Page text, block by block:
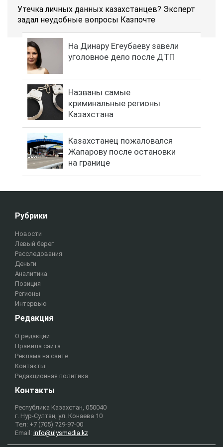
Утечка личных данных казахстанцев? Эксперт
задал неудобные вопросы Казпочте
На Динару Егеубаеву завели
уголовное дело после ДТП
Названы самые
криминальные регионы
Казахстана
Казахстанец пожаловался
Жапарову после остановки
на границе
Рубрики
Новости
Левый берег
Расследования
Деньги
Аналитика
Позиция
Регионы
Интервью
Редакция
О редакции
Правила сайта
Реклама на сайте
Контакты
Редакционная политика
Контакты
Республика Казахстан, 050040
г. Нур-Султан, ул. Конаева 10
Тел: +7 (705) 729-97-00
Email: info@ulysmedia.kz